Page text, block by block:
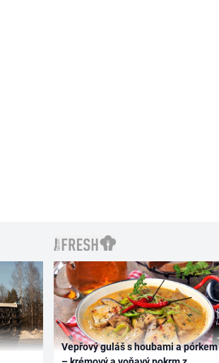
Vepřový guláš s houbami a pórkem